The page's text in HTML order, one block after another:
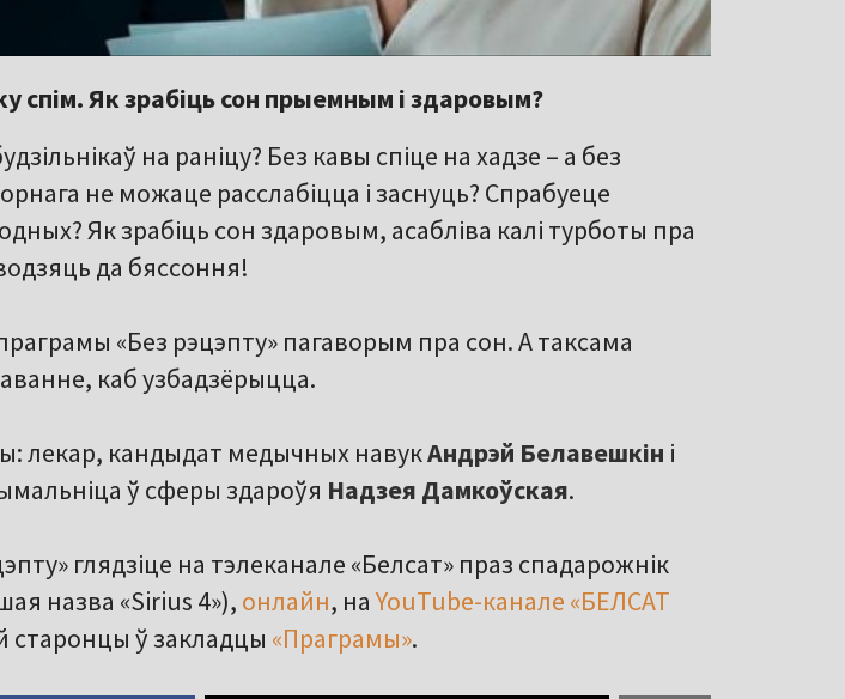
спім. Як зрабіць сон прыемным і здаровым?
на раніцу? Без кавы спіце на хадзе – а без
не можаце расслабіцца і заснуць? Спрабуеце
Як зрабіць сон здаровым, асабліва калі турботы пра
да бяссоння!
«Без рэцэпту» пагаворым пра сон. А таксама
каб узбадзёрыцца.
лекар, кандыдат медычных навукАндрэй Белавешкін і
ў сферы здароўя Надзея Дамкоўская.
глядзіце на тэлеканале «Белсат» праз спадарожнік
назва «Sirius 4»), онлайн, на YouTube-канале «БЕЛСАТ
старонцы ў закладцы «Праграмы».